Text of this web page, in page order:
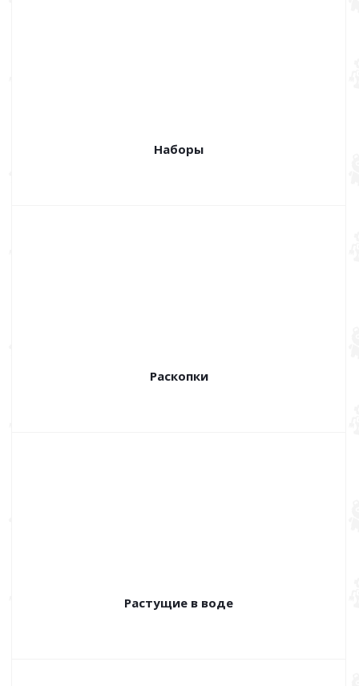
Наборы
Раскопки
Растущие в воде